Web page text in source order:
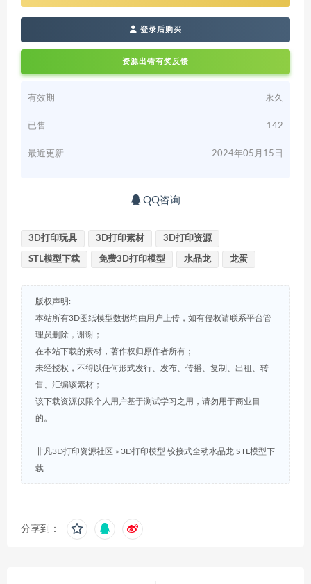
登录后购买
资源出错有奖反馈
有效期 永久
已售 142
最近更新 2024年05月15日
QQ咨询
3D打印玩具 3D打印素材 3D打印资源
STL模型下载 免费3D打印模型 水晶龙 龙蛋
版权声明:
本站所有3D图纸模型数据均由用户上传，如有侵权请联系平台管
理员删除，谢谢；
在本站下载的素材，著作权归原作者所有；
未经授权，不得以任何形式发行、发布、传播、复制、出租、转
售、汇编该素材；
该下载资源仅限个人用户基于测试学习之用，请勿用于商业目
的。
非凡3D打印资源社区 » 3D打印模型 铰接式全动水晶龙 STL模型下
载
分享到：